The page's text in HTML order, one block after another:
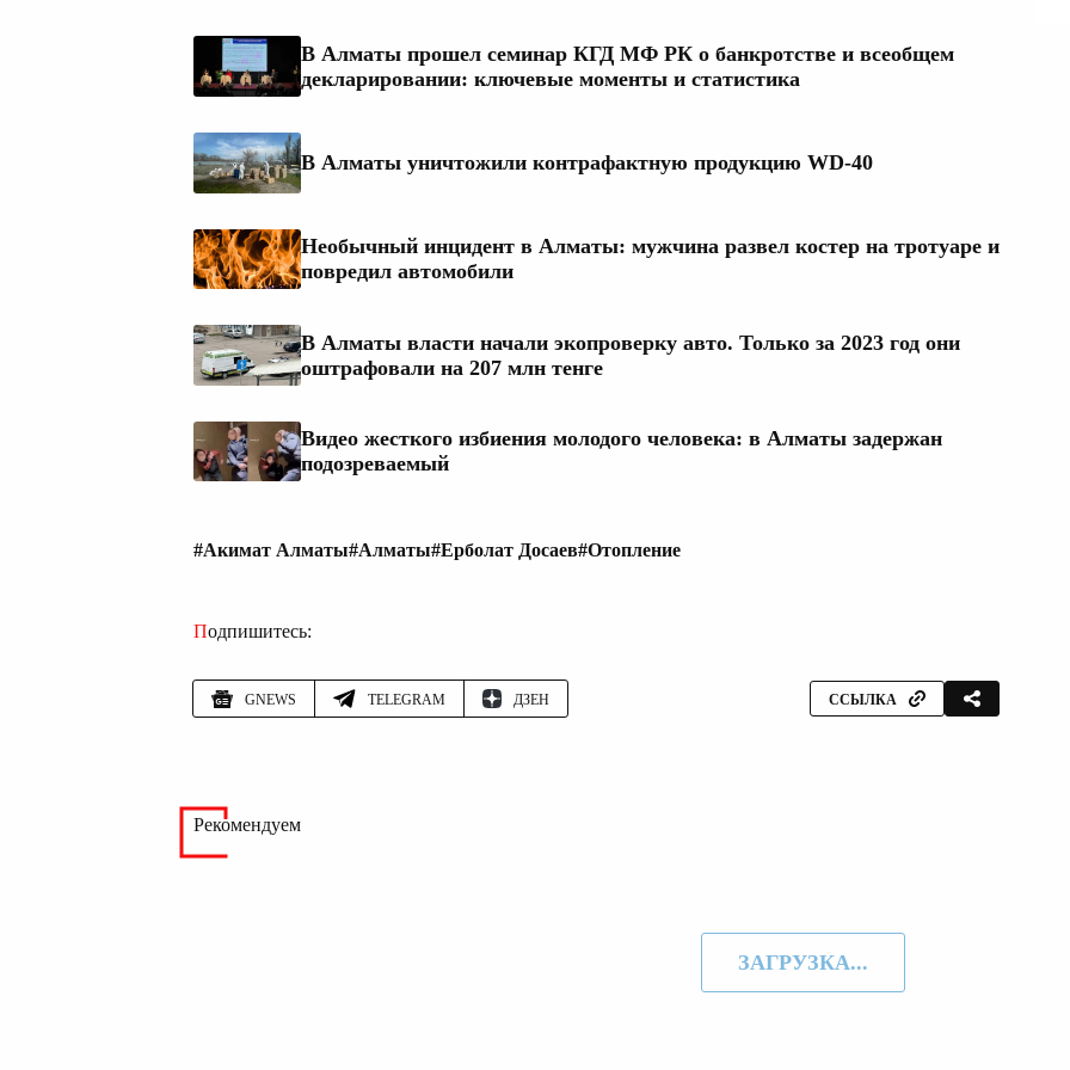
В Алматы прошел семинар КГД МФ РК о банкротстве и всеобщем
декларировании: ключевые моменты и статистика
В Алматы уничтожили контрафактную продукцию WD-40
Необычный инцидент в Алматы: мужчина развел костер на тротуаре и
повредил автомобили
В Алматы власти начали экопроверку авто. Только за 2023 год они
оштрафовали на 207 млн тенге
Видео жесткого избиения молодого человека: в Алматы задержан
подозреваемый
#Акимат Алматы#Алматы#Ерболат Досаев#Отопление
Подпишитесь:
GNEWS TELEGRAM ДЗЕН ССЫЛКА
Рекомендуем
ЗАГРУЗКА...